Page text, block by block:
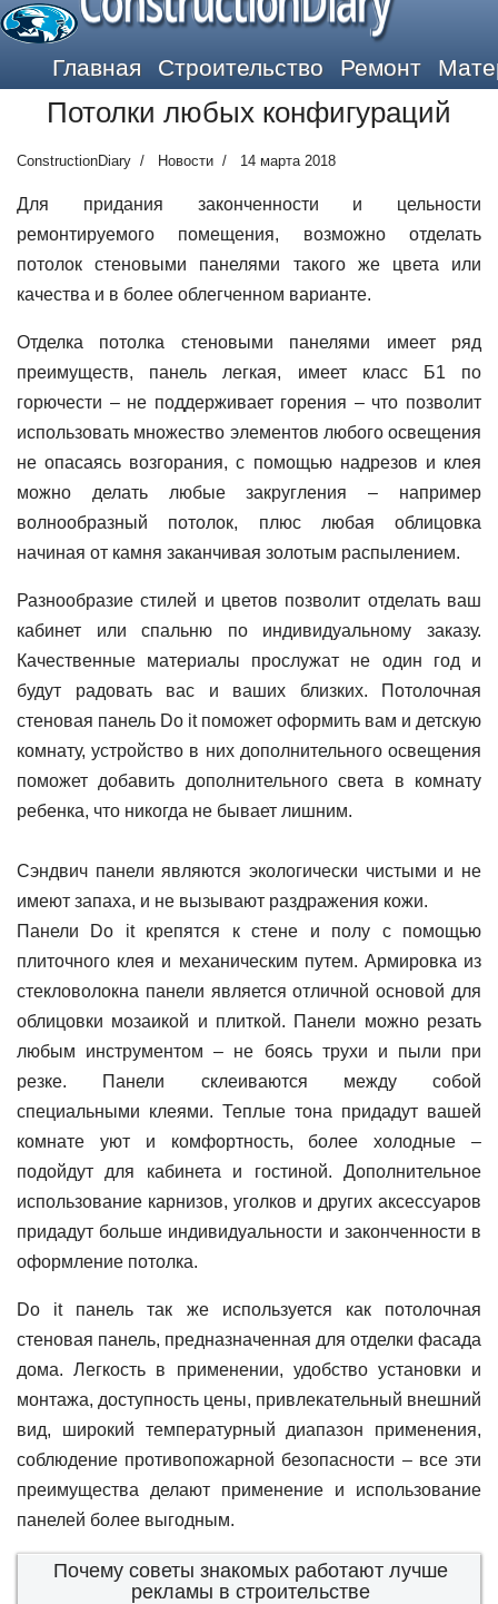
Главная Строительство Ремонт
Потолки любых конфигураций
ConstructionDiary Новости 14 марта 2018
Для придания законченности и цельности
ремонтируемого помещения, возможно отделать
потолок стеновыми панелями такого же цвета или
качества и в более облегченном варианте.
Отделка потолка стеновыми панелями имеет ряд
преимуществ, панель легкая, имеет класс Б1 по
горючести – не поддерживает горения – что позволит
использовать множество элементов любого освещения
не опасаясь возгорания, с помощью надрезов и клея
можно делать любые закругления – например
волнообразный потолок, плюс любая облицовка
начиная от камня заканчивая золотым распылением.
Разнообразие стилей и цветов позволит отделать ваш
кабинет или спальню по индивидуальному заказу.
Качественные материалы прослужат не один год и
будут радовать вас и ваших близких. Потолочная
стеновая панель Do it поможет оформить вам и детскую
комнату, устройство в них дополнительного освещения
поможет добавить дополнительного света в комнату
ребенка, что никогда не бывает лишним.
Сэндвич панели являются экологически чистыми и не
имеют запаха, и не вызывают раздражения кожи.
Панели Do it крепятся к стене и полу с помощью
плиточного клея и механическим путем. Армировка из
стекловолокна панели является отличной основой для
облицовки мозаикой и плиткой. Панели можно резать
любым инструментом – не боясь трухи и пыли при
резке. Панели склеиваются между собой
специальными клеями. Теплые тона придадут вашей
комнате уют и комфортность, более холодные –
подойдут для кабинета и гостиной. Дополнительное
использование карнизов, уголков и других аксессуаров
придадут больше индивидуальности и законченности в
оформление потолка.
Do it панель так же используется как потолочная
стеновая панель, предназначенная для отделки фасада
дома. Легкость в применении, удобство установки и
монтажа, доступность цены, привлекательный внешний
вид, широкий температурный диапазон применения,
соблюдение противопожарной безопасности – все эти
преимущества делают применение и использование
панелей более выгодным.
Почему советы знакомых работают лучше
рекламы в строительстве